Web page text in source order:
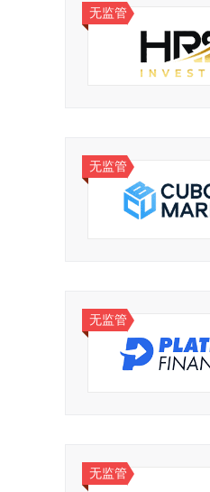
无监管
无监管
无监管
无监管